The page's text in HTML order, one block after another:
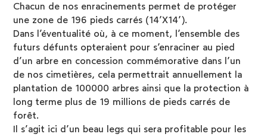
Chacun de nos enracinements permet de protéger
une zone de 196 pieds carrés (14’X14’).
Dans l’éventualité où, à ce moment, l’ensemble des
futurs défunts opteraient pour s’enraciner au pied
d’un arbre en concession commémorative dans l’un
de nos cimetières, cela permettrait annuellement la
plantation de 100000 arbres ainsi que la protection à
long terme plus de 19 millions de pieds carrés de
forêt.
Il s’agit ici d’un beau legs qui sera profitable pour les